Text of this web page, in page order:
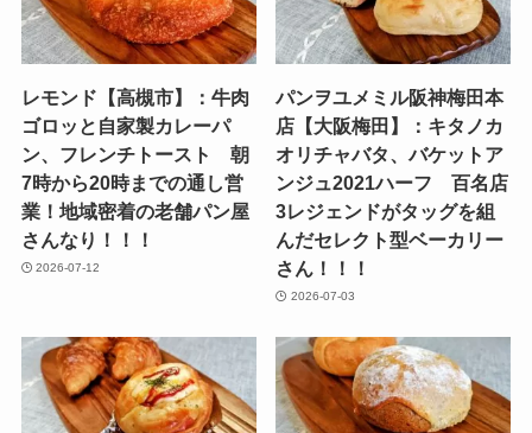
レモンド【高槻市】：牛肉
ゴロッと自家製カレーパ
ン、フレンチトースト 朝
7時から20時までの通し営
業！地域密着の老舗パン屋
さんなり！！！
2026-07-12
パンヲユメミル阪神梅田本
店【大阪梅田】：キタノカ
オリチャバタ、バケットア
ンジュ2021ハーフ 百名店
3レジェンドがタッグを組
んだセレクト型ベーカリー
さん！！！
2026-07-03